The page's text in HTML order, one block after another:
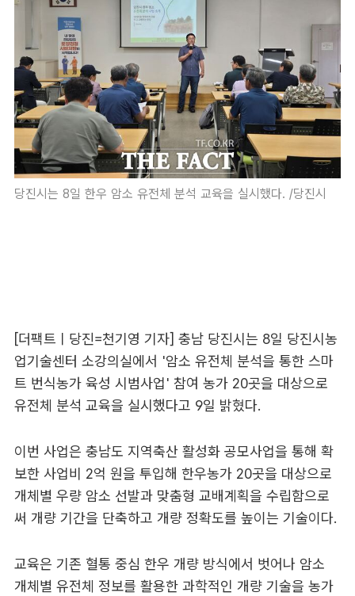
당진시는 8일 한우 암소 유전체 분석 교육을 실시했다. /당진시
[더팩트ㅣ당진=천기영 기자] 충남 당진시는 8일 당진시농
업기술센터 소강의실에서 '암소 유전체 분석을 통한 스마
트 번식농가 육성 시범사업' 참여 농가 20곳을 대상으로
유전체 분석 교육을 실시했다고 9일 밝혔다.
이번 사업은 충남도 지역축산 활성화 공모사업을 통해 확
보한 사업비 2억 원을 투입해 한우농가 20곳을 대상으로
개체별 우량 암소 선발과 맞춤형 교배계획을 수립함으로
써 개량 기간을 단축하고 개량 정확도를 높이는 기술이다.
교육은 기존 혈통 중심 한우 개량 방식에서 벗어나 암소
개체별 유전체 정보를 활용한 과학적인 개량 기술을 농가